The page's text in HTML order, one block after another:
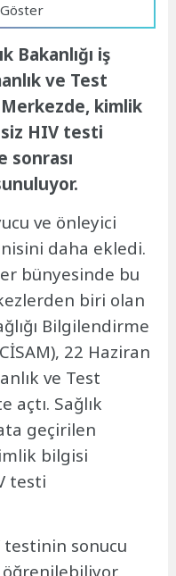
Bakanlığı iş
ve Test
kimlik
HIV testi
sonrası
ve önleyici
daha ekledi.
bünyesinde bu
biri olan
Bilgilendirme
22 Haziran
ve Test
açtı. Sağlık
geçirilen
bilgisi
testi
sonucu